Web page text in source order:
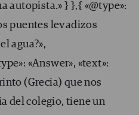
autopista.» } },{ «@type»:
puentes levadizos
agua?»,
«Answer», «text»:
(Grecia) que nos
del colegio, tiene un